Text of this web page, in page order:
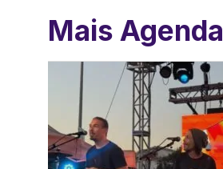
Mais Agenda